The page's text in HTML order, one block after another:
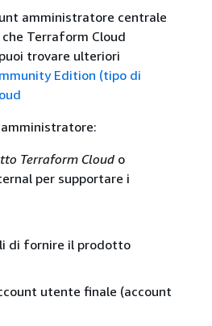
amministratore centrale
Terraform Cloud
trovare ulteriori
Edition (tipo di
Terraform Cloud o
per supportare i
di fornire il prodotto
utente finale (account